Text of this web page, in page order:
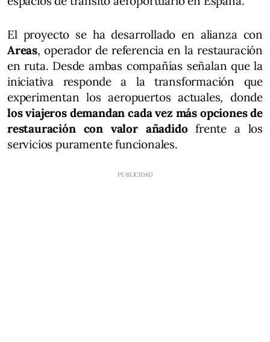
El proyecto se ha desarrollado en alianza con
Areas, operador de referencia en la restauración
en ruta. Desde ambas compañías señalan que la
iniciativa responde a la transformación que
experimentan los aeropuertos actuales, donde
los viajeros demandan cada vez más opciones de
restauración con valor añadidofrente a los
servicios puramente funcionales.